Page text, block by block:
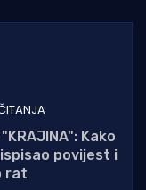
Kako
povijest i
rat